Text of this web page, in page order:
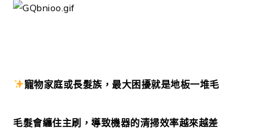
寵物家庭或長髮族，最大困擾就是地板一堆毛
毛髮會纏住主刷，導致機器的清掃效率越來越差